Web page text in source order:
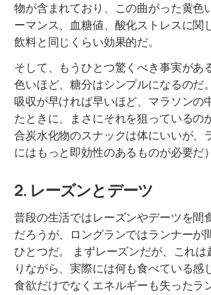
物が含まれており、この曲がった黄色
ーマンス、血糖値、酸化ストレスに関
飲料と同じくらい効果的だ。
そして、もうひとつ驚くべき事実があ
色いほど、糖分はシンプルになるのだ
吸収が早ければ早いほど、マラソンの
たときに、まさにそれを狙っているの
合炭水化物のスナックは体にいいが、
にはもっと即効性のあるものが必要だ
2. レーズンとデーツ
普段の生活ではレーズンやデーツを間
だろうが、ロングランではランナーが
ひとつだ。 まずレーズンだが、これ
りながら、実際には何も食べている感
食欲だけでなくエネルギーも失ったラ